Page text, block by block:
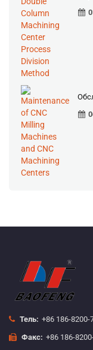
Тель: +86 186-8200-
Факс: +86 186-